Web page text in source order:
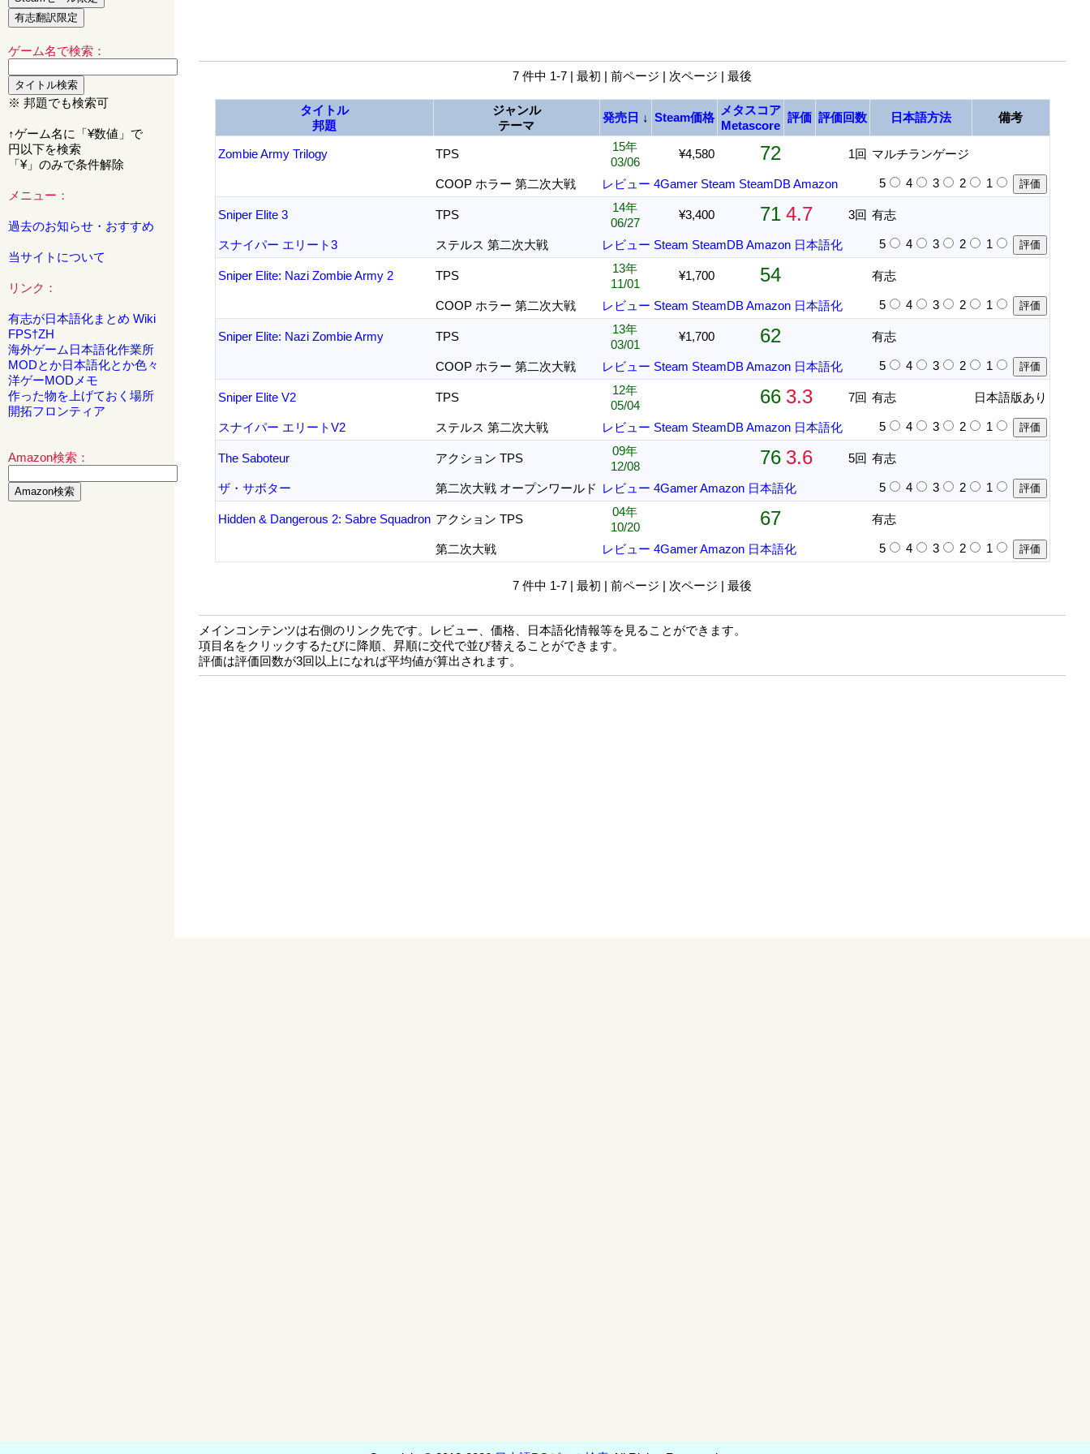
ゲーム名で検索：
※ 邦題でも検索可
↑ゲーム名に「¥数値」で
円以下を検索
「¥」のみで条件解除
メニュー：
過去のお知らせ・おすすめ
当サイトについて
リンク：
有志が日本語化まとめ Wiki
FPS†ZH
海外ゲーム日本語化作業所
MODとか日本語化とか色々
洋ゲーMODメモ
作った物を上げておく場所
開拓フロンティア
Amazon検索：
7 件中 1-7 | 最初 | 前ページ | 次ページ | 最後
タイトル
邦題
ジャンル
テーマ
発売日 ↓ Steam価格
メタスコア
Metascore
評価 評価回数 日本語方法 備考
Zombie Army Trilogy TPS
15年
03/06
¥4,580 72 1回 マルチランゲージ
COOP ホラー 第二次大戦 レビュー 4Gamer Steam SteamDB Amazon 5 4 3 2 1
Sniper Elite 3 TPS
14年
06/27
¥3,400 71 4.7 3回 有志
スナイパー エリート3 ステルス 第二次大戦 レビュー Steam SteamDB Amazon 日本語化 5 4 3 2 1
Sniper Elite: Nazi Zombie Army 2 TPS
13年
11/01
¥1,700 54 有志
COOP ホラー 第二次大戦 レビュー Steam SteamDB Amazon 日本語化 5 4 3 2 1
Sniper Elite: Nazi Zombie Army TPS
13年
03/01
¥1,700 62 有志
COOP ホラー 第二次大戦 レビュー Steam SteamDB Amazon 日本語化 5 4 3 2 1
Sniper Elite V2 TPS
12年
05/04
66 3.3 7回 有志 日本語版あり
スナイパー エリートV2 ステルス 第二次大戦 レビュー Steam SteamDB Amazon 日本語化 5 4 3 2 1
The Saboteur アクション TPS
09年
12/08
76 3.6 5回 有志
ザ・サボター 第二次大戦 オープンワールド レビュー 4Gamer Amazon 日本語化 5 4 3 2 1
Hidden & Dangerous 2: Sabre Squadron アクション TPS
04年
10/20
67 有志
第二次大戦 レビュー 4Gamer Amazon 日本語化 5 4 3 2 1
7 件中 1-7 | 最初 | 前ページ | 次ページ | 最後
メインコンテンツは右側のリンク先です。レビュー、価格、日本語化情報等を見ることができます。
項目名をクリックするたびに降順、昇順に交代で並び替えることができます。
評価は評価回数が3回以上になれば平均値が算出されます。